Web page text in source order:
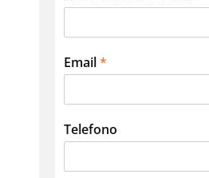
Email*
Telefono